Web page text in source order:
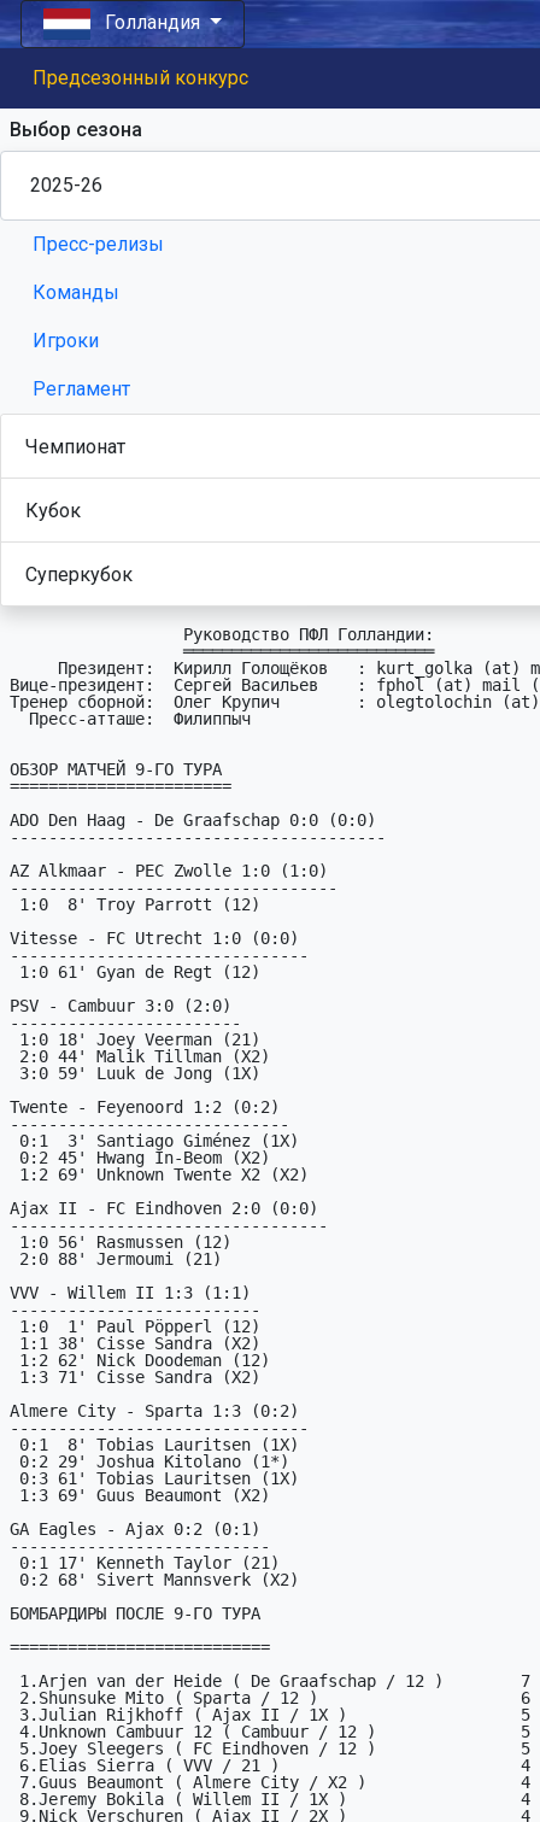
Голландия
Предсезонный конкурс
Выбор сезона
Пресс-релизы
Команды
Игроки
Регламент
Чемпионат
Кубок
Суперкубок
                  ══════════════════════════
Вице-президент:  Сергей Васильев    : fphol (at) mail
Тренер сборной:  Олег Крупич        : olegtolochin
ОБЗОР МАТЧЕЙ 9-ГО ТУРА
=======================
ADO Den Haag - De Graafschap 0:0 (0:0)
---------------------------------------
AZ Alkmaar - PEC Zwolle 1:0 (1:0)
----------------------------------
Vitesse - FC Utrecht 1:0 (0:0)
-------------------------------
PSV - Cambuur 3:0 (2:0)
------------------------
Twente - Feyenoord 1:2 (0:2)
-----------------------------
Ajax II - FC Eindhoven 2:0 (0:0)
---------------------------------
VVV - Willem II 1:3 (1:1)
--------------------------
Almere City - Sparta 1:3 (0:2)
-------------------------------
GA Eagles - Ajax 0:2 (0:1)
---------------------------
БОМБАРДИРЫ ПОСЛЕ 9-ГО ТУРА
===========================